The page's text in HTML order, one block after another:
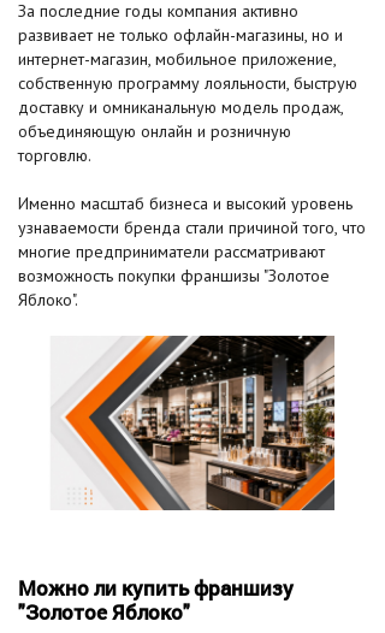
За последние годы компания активно
развивает не только офлайн-магазины, но и
интернет-магазин, мобильное приложение,
собственную программу лояльности, быструю
доставку и омниканальную модель продаж,
объединяющую онлайн и розничную
торговлю.
Именно масштаб бизнеса и высокий уровень
узнаваемости бренда стали причиной того, что
многие предприниматели рассматривают
возможность покупки франшизы "Золотое
Яблоко".
Можно ли купить франшизу
"Золотое Яблоко"